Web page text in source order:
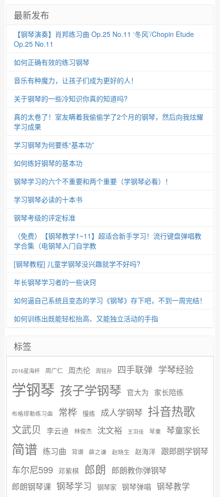
最新发布
【钢琴演奏】肖邦练习曲 Op.25 No.11 ‘冬风’/Chopin Etude
Op.25 No.11
如何正确有效的练习钢琴
音乐有种魔力，让孩子们成为更好的人！
关于钢琴的一些冷知识你真的知道吗?
真的太卷了！室友瞒着我偷偷学了2个月的钢琴，然后向我炫耀
学习成果
学习钢琴为何要练“基本功”
如何练好钢琴的基本功
钢琴学习的六个不重要和两个重要（学钢琴必看）！
学习钢琴必读的十本书
钢琴考级的评定标准
（免费）【钢琴教学1~11】超适合新手学习！流行键盘弹唱教
学合集（电钢琴入门自学教
[钢琴教程] 儿童学钢琴没兴趣就学不好吗?
年长钢琴学习者的一些诀窍
如何逼自己系统且变态的学习《钢琴》存下吧，不到一周完结！
如何训练出既能轻松抬高、又能独立活动的手指
标签
2016星海杯 周广仁 周杰伦 周铭孙 四手联弹 学琴经验
学钢琴 孩子学钢琴 官大为 家长陪练
布格缪勒练习曲 常桦 慢练 成人学钢琴 抖音热歌
文武贝 李云迪 林俊杰 沈文裕 王羽佳 琴童 琴童家长
简谱 练习曲 背谱 薛之谦 赵晓生 赵海洋 跟郎朗学钢琴
车尔尼599 邓紫棋 郎朗 郎朗教你弹钢琴
郎朗钢琴课 钢琴学习 钢琴家 钢琴弹唱 钢琴教学